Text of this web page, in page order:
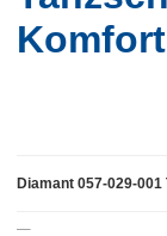
Diamant 057-029-